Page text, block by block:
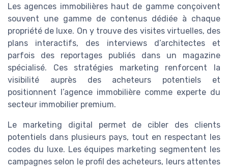
Les agences immobilières haut de gamme conçoivent
souvent une gamme de contenus dédiée à chaque
propriété de luxe. On y trouve des visites virtuelles, des
plans interactifs, des interviews d’architectes et
parfois des reportages publiés dans un magazine
spécialisé. Ces stratégies marketing renforcent la
visibilité auprès des acheteurs potentiels et
positionnent l’agence immobilière comme experte du
secteur immobilier premium.
Le marketing digital permet de cibler des clients
potentiels dans plusieurs pays, tout en respectant les
codes du luxe. Les équipes marketing segmentent les
campagnes selon le profil des acheteurs, leurs attentes